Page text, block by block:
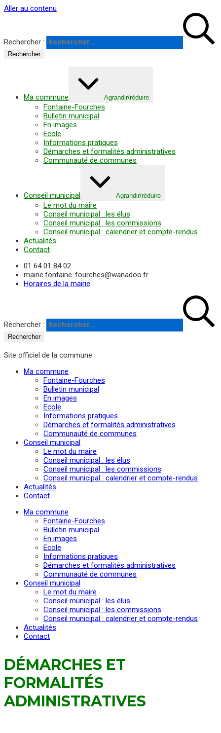
Panneau de gestion des cookies
Aller au contenu
Rechercher :
Ma commune Agrandir/réduire
Fontaine-Fourches
Bulletin municipal
En images
Ecole
Informations pratiques
Démarches et formalités administratives
Communauté de communes
Conseil municipal Agrandir/réduire
Le mot du maire
Conseil municipal : les élus
Conseil municipal : les commissions
Conseil municipal : calendrier et compte-rendus
Actualités
Contact
01 64 01 84 02
mairie.fontaine-fourches@wanadoo.fr
Horaires de la mairie
Rechercher :
Site officiel de la commune
Ma commune
Fontaine-Fourches
Bulletin municipal
En images
Ecole
Informations pratiques
Démarches et formalités administratives
Communauté de communes
Conseil municipal
Le mot du maire
Conseil municipal : les élus
Conseil municipal : les commissions
Conseil municipal : calendrier et compte-rendus
Actualités
Contact
Ma commune
Fontaine-Fourches
Bulletin municipal
En images
Ecole
Informations pratiques
Démarches et formalités administratives
Communauté de communes
Conseil municipal
Le mot du maire
Conseil municipal : les élus
Conseil municipal : les commissions
Conseil municipal : calendrier et compte-rendus
Actualités
Contact
DÉMARCHES ET
FORMALITÉS
ADMINISTRATIVES